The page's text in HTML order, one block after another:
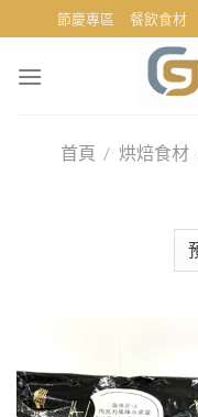
to
content
節慶專區 餐飲食材
首頁 / 烘焙食材